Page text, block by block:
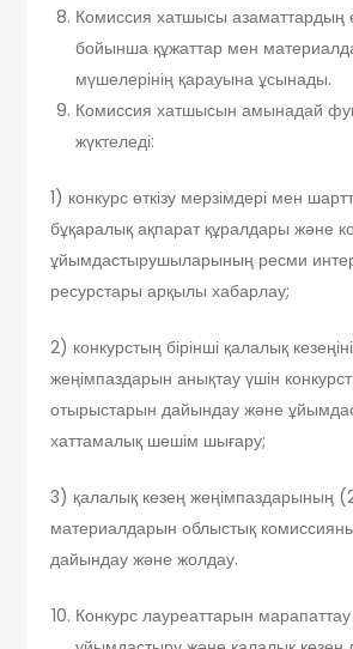
Комиссия хатшысы азаматтардың
бойынша құжаттар мен
мүшелерінің қарауына ұсынады.
Комиссия хатшысын амынадай
жүктеледі:
1) конкурс өткізу мерзімдері мен
бұқаралық ақпарат құралдары және
ұйымдастырушыларының ресми
ресурстары арқылы хабарлау;
2) конкурстың бірінші қалалық
жеңімпаздарын анықтау үшін
отырыстарын дайындау және
хаттамалық шешім шығару;
3) қалалық кезең жеңімпаздарының
материалдарын облыстық
дайындау және жолдау.
Конкурс лауреаттарын марапаттау